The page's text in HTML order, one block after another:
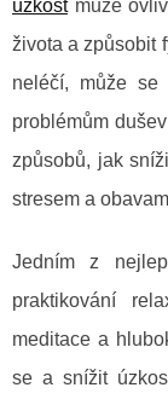
úzkostmůže
života a způsobit
neléčí, může se
problémům
způsobů, jak
stresem a
Jedním z
praktikování
meditace a
se a snížit